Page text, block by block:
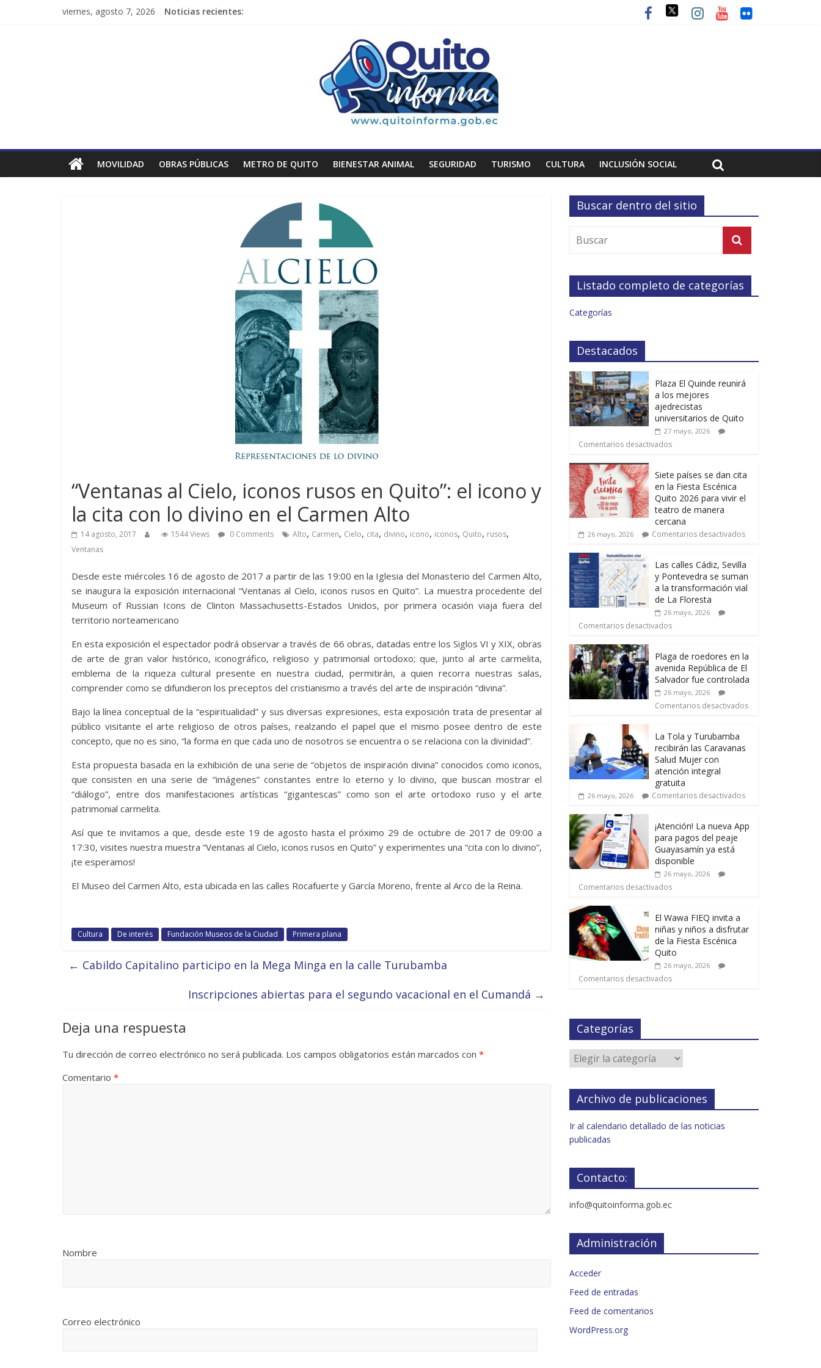
viernes, agosto 7, 2026 Noticias recientes:
MOVILIDAD OBRAS PÚBLICAS METRO DE QUITO BIENESTAR ANIMAL SEGURIDAD TURISMO CULTURA INCLUSIÓN SOCIAL
“Ventanas al Cielo, iconos rusos en Quito”: el icono y
la cita con lo divino en el Carmen Alto
14 agosto, 2017 1544 Views 0 Comments Alto, Carmen, Cielo, cita, divino, icono, iconos, Quito, rusos,
Ventanas
Desde este miércoles 16 de agosto de 2017 a partir de las 19:00 en la Iglesia del Monasterio del Carmen Alto,
se inaugura la exposición internacional “Ventanas al Cielo, iconos rusos en Quito”. La muestra procedente del
Museum of Russian Icons de Clinton Massachusetts-Estados Unidos, por primera ocasión viaja fuera del
territorio norteamericano
En esta exposición el espectador podrá observar a través de 66 obras, datadas entre los Siglos VI y XIX, obras
de arte de gran valor histórico, iconográfico, religioso y patrimonial ortodoxo; que, junto al arte carmelita,
emblema de la riqueza cultural presente en nuestra ciudad, permitirán, a quien recorra nuestras salas,
comprender como se difundieron los preceptos del cristianismo a través del arte de inspiración “divina”.
Bajo la línea conceptual de la “espiritualidad” y sus diversas expresiones, esta exposición trata de presentar al
público visitante el arte religioso de otros países, realzando el papel que el mismo posee dentro de este
concepto, que no es sino, “la forma en que cada uno de nosotros se encuentra o se relaciona con la divinidad”.
Esta propuesta basada en la exhibición de una serie de “objetos de inspiración divina” conocidos como iconos,
que consisten en una serie de “imágenes” constantes entre lo eterno y lo divino, que buscan mostrar el
“diálogo”, entre dos manifestaciones artísticas “gigantescas” como son el arte ortodoxo ruso y el arte
patrimonial carmelita.
Así que te invitamos a que, desde este 19 de agosto hasta el próximo 29 de octubre de 2017 de 09:00 a
17:30, visites nuestra muestra “Ventanas al Cielo, iconos rusos en Quito” y experimentes una “cita con lo divino”,
¡te esperamos!
El Museo del Carmen Alto, esta ubicada en las calles Rocafuerte y García Moreno, frente al Arco de la Reina.
Cultura De interés Fundación Museos de la Ciudad Primera plana
← Cabildo Capitalino participo en la Mega Minga en la calle Turubamba
Inscripciones abiertas para el segundo vacacional en el Cumandá →
Deja una respuesta
Tu dirección de correo electrónico no será publicada. Los campos obligatorios están marcados con *
Comentario *
Nombre
Correo electrónico
Buscar dentro del sitio
Listado completo de categorías
Categorías
Destacados
Plaza El Quinde reunirá
a los mejores
ajedrecistas
universitarios de Quito
27 mayo, 2026
Comentarios desactivados
Siete países se dan cita
en la Fiesta Escénica
Quito 2026 para vivir el
teatro de manera
cercana
26 mayo, 2026 Comentarios desactivados
Las calles Cádiz, Sevilla
y Pontevedra se suman
a la transformación vial
de La Floresta
26 mayo, 2026
Comentarios desactivados
Plaga de roedores en la
avenida República de El
Salvador fue controlada
26 mayo, 2026
Comentarios desactivados
La Tola y Turubamba
recibirán las Caravanas
Salud Mujer con
atención integral
gratuita
26 mayo, 2026 Comentarios desactivados
¡Atención! La nueva App
para pagos del peaje
Guayasamín ya está
disponible
26 mayo, 2026
Comentarios desactivados
El Wawa FIEQ invita a
niñas y niños a disfrutar
de la Fiesta Escénica
Quito
26 mayo, 2026
Comentarios desactivados
Categorías
Archivo de publicaciones
Ir al calendario detallado de las noticias
publicadas
Contacto:
info@quitoinforma.gob.ec
Administración
Acceder
Feed de entradas
Feed de comentarios
WordPress.org